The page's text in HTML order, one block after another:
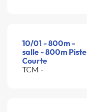
10/01 - 800m -
salle - 800m Piste
Courte
TCM -